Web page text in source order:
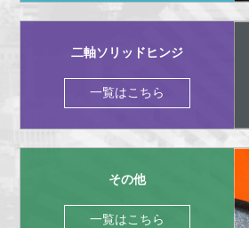
二軸ソリッドヒンジ
一覧はこちら
その他
一覧はこちら